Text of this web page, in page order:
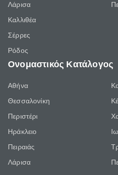
Λάρισα
Καλλιθέα
Σέρρες
Ρόδος
Ονομαστικός Κατάλογος
Αθήνα
Θεσσαλονίκη
Περιστέρι
Ηράκλειο
Πειραιάς
Λάρισα